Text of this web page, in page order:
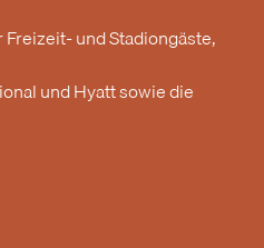
und Stadiongäste,
und Hyatt sowie die